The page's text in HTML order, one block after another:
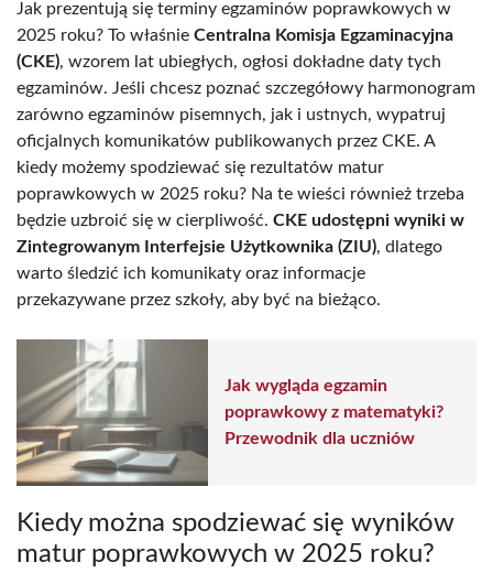
Jak prezentują się terminy egzaminów poprawkowych w
2025 roku? To właśnie Centralna Komisja Egzaminacyjna
(CKE), wzorem lat ubiegłych, ogłosi dokładne daty tych
egzaminów. Jeśli chcesz poznać szczegółowy harmonogram
zarówno egzaminów pisemnych, jak i ustnych, wypatruj
oficjalnych komunikatów publikowanych przez CKE. A
kiedy możemy spodziewać się rezultatów matur
poprawkowych w 2025 roku? Na te wieści również trzeba
będzie uzbroić się w cierpliwość. CKE udostępni wyniki w
Zintegrowanym Interfejsie Użytkownika (ZIU), dlatego
warto śledzić ich komunikaty oraz informacje
przekazywane przez szkoły, aby być na bieżąco.
Jak wygląda egzamin
poprawkowy z matematyki?
Przewodnik dla uczniów
Kiedy można spodziewać się wyników
matur poprawkowych w 2025 roku?